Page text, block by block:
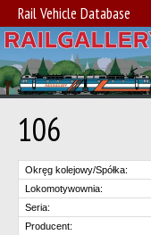
Rail Vehicle Database
106
Okręg kolejowy/Spółka:
Lokomotywownia:
Seria:
Producent: